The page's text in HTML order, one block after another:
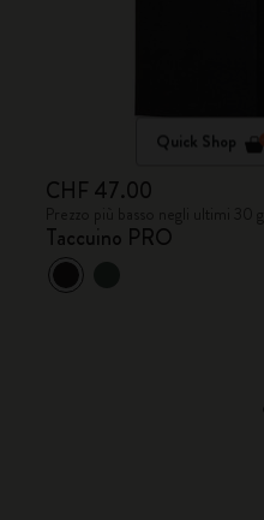
Quick Shop
CHF 47.00
Taccuino PRO